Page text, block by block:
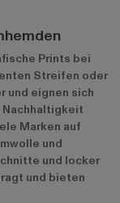
Prints bei
Streifen oder
und eignen sich
Nachhaltigkeit
Marken auf
und
und locker
und bieten